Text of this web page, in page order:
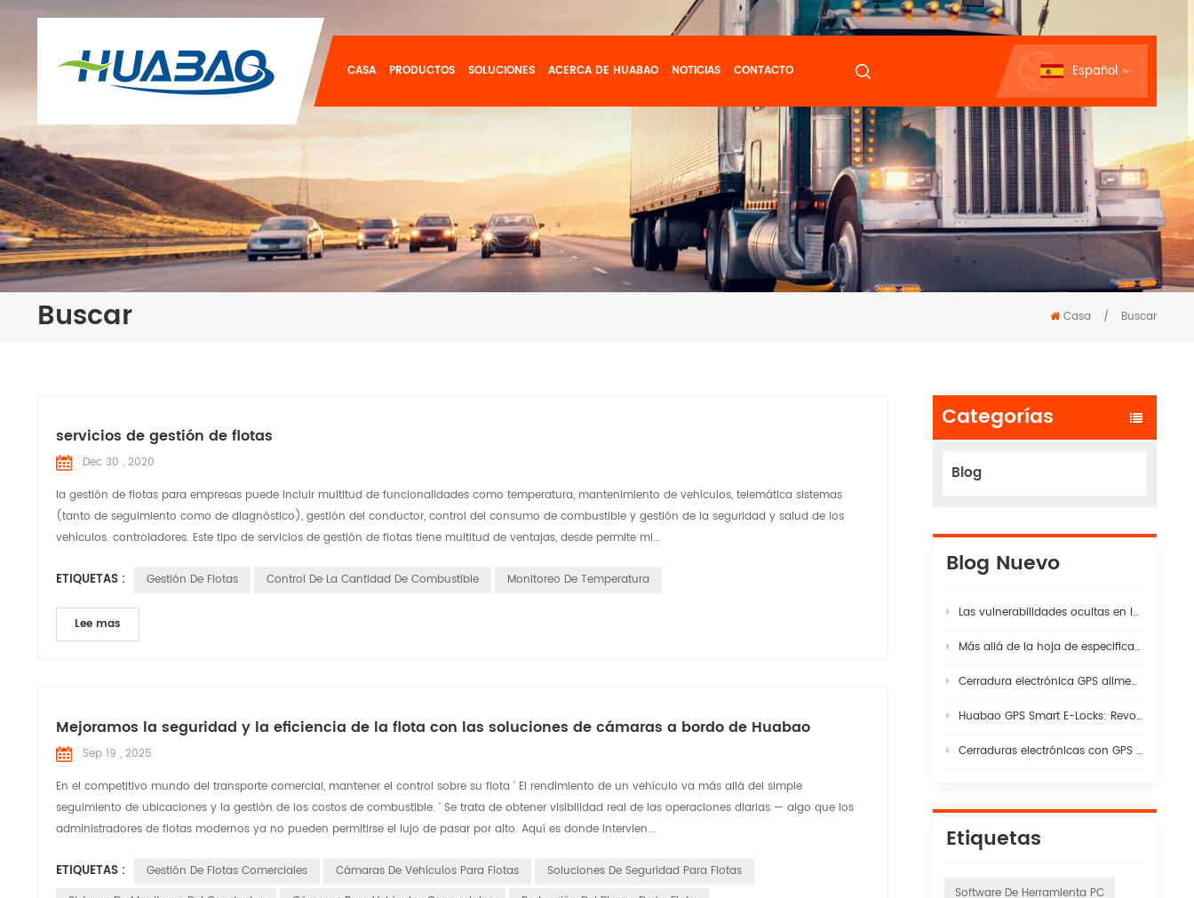
CASA PRODUCTOS SOLUCIONES ACERCA DE HUABAO NOTICIAS CONTACTO Español
Buscar Casa / Buscar
servicios de gestión de flotas
Dec 30 , 2020
la gestión de flotas para empresas puede incluir multitud de funcionalidades como temperatura, mantenimiento de vehículos, telemática sistemas
(tanto de seguimiento como de diagnóstico), gestión del conductor, control del consumo de combustible y gestión de la seguridad y salud de los
vehículos. controladores. Este tipo de servicios de gestión de flotas tiene multitud de ventajas, desde permite mi...
ETIQUETAS : Gestión De Flotas Control De La Cantidad De Combustible Monitoreo De Temperatura
Lee mas
Mejoramos la seguridad y la eficiencia de la flota con las soluciones de cámaras a bordo de Huabao
Sep 19 , 2025
En el competitivo mundo del transporte comercial, mantener el control sobre su flota ' El rendimiento de un vehículo va más allá del simple
seguimiento de ubicaciones y la gestión de los costos de combustible. ' Se trata de obtener visibilidad real de las operaciones diarias — algo que los
administradores de flotas modernos ya no pueden permitirse el lujo de pasar por alto. Aquí es donde intervien...
ETIQUETAS : Gestión De Flotas Comerciales Cámaras De Vehículos Para Flotas
Soluciones De Seguridad Para Flotas
Categorías
Blog
Blog Nuevo
Las vulnerabilidades ocultas en las cadenas modernas de suministro logístico
Más allá de la hoja de especificaciones: por qué la verdadera estabilidad de la cámara de tablero con IA para flotas requiere una sinergia rigurosa entre hardware y firmware
Cerradura electrónica GPS alimentada por energía solar: La guía completa para la seguridad inteligente de la carga en 2026
Huabao GPS Smart E-Locks: Revolutionizing Customs Efficiency & Cross-Border Logistics with Digital Border Control
Cerraduras electrónicas con GPS vs. precintos tradicionales: Ingeniería de visibilidad en la seguridad moderna de la carga
Etiquetas
Software De Herramienta PC